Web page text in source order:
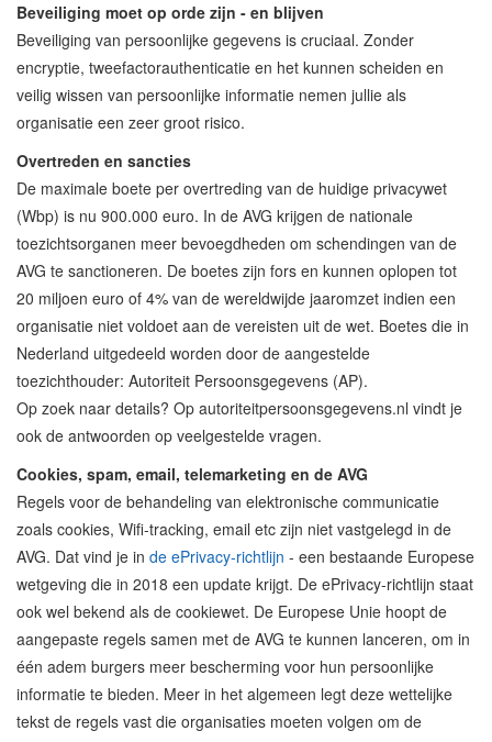
Beveiliging moet op orde zijn - en blijven
Beveiliging van persoonlijke gegevens is cruciaal. Zonder
encryptie, tweefactorauthenticatie en het kunnen scheiden en
veilig wissen van persoonlijke informatie nemen jullie als
organisatie een zeer groot risico.
Overtreden en sancties
De maximale boete per overtreding van de huidige privacywet
(Wbp) is nu 900.000 euro. In de AVG krijgen de nationale
toezichtsorganen meer bevoegdheden om schendingen van de
AVG te sanctioneren. De boetes zijn fors en kunnen oplopen tot
20 miljoen euro of 4% van de wereldwijde jaaromzet indien een
organisatie niet voldoet aan de vereisten uit de wet. Boetes die in
Nederland uitgedeeld worden door de aangestelde
toezichthouder: Autoriteit Persoonsgegevens (AP).
Op zoek naar details? Op autoriteitpersoonsgegevens.nl vindt je
ook de antwoorden op veelgestelde vragen.
Cookies, spam, email, telemarketing en de AVG
Regels voor de behandeling van elektronische communicatie
zoals cookies, Wifi-tracking, email etc zijn niet vastgelegd in de
AVG. Dat vind je in de ePrivacy-richtlijn - een bestaande Europese
wetgeving die in 2018 een update krijgt. De ePrivacy-richtlijn staat
ook wel bekend als de cookiewet. De Europese Unie hoopt de
aangepaste regels samen met de AVG te kunnen lanceren, om in
één adem burgers meer bescherming voor hun persoonlijke
informatie te bieden. Meer in het algemeen legt deze wettelijke
tekst de regels vast die organisaties moeten volgen om de